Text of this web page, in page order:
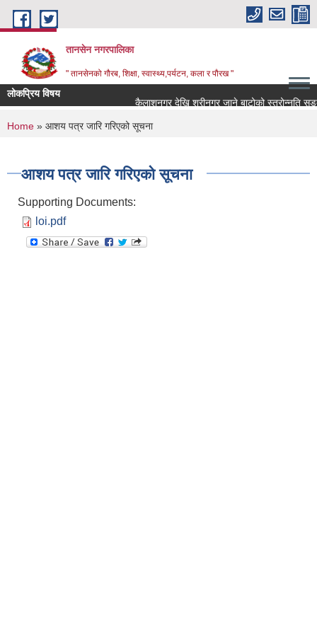
Skip to main content
तानसेन नगरपालिका
" तानसेनको गौरब, शिक्षा, स्वास्थ्य,पर्यटन, कला र पौरख "
लोकप्रिय विषय
You are here
Home » आशय पत्र जारि गरिएको सूचना
आशय पत्र जारि गरिएको सूचना
Supporting Documents:
loi.pdf